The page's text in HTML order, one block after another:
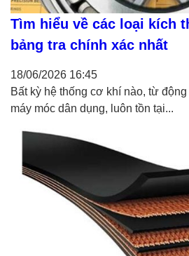
Tìm hiểu về các loại kích
bảng tra chính xác nhất
18/06/2026 16:45
Bất kỳ hệ thống cơ khí nào, từ
máy móc dân dụng, luôn tồn tại...